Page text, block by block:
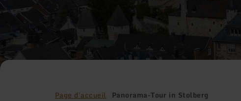
Page d'accueil Panorama-Tour in Stolberg